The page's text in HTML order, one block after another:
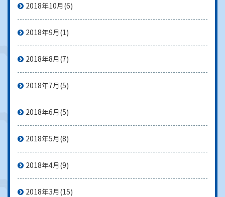
2018年10月 (6)
2018年9月 (1)
2018年8月 (7)
2018年7月 (5)
2018年6月 (5)
2018年5月 (8)
2018年4月 (9)
2018年3月 (15)